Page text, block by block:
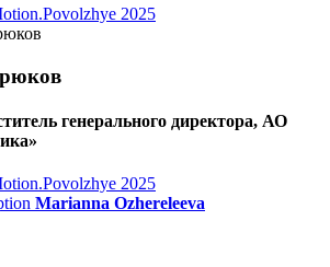
2025
генерального директора, АО
2025
Marianna Ozhereleeva